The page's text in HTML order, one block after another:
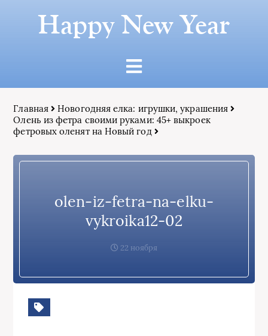
Happy New Year
Главная
Новогодняя елка: игрушки, украшения
Олень из фетра своими руками: 45+ выкроек
фетровых оленят на Новый год
olen-iz-fetra-na-elku-
vykroika12-02
22 ноября